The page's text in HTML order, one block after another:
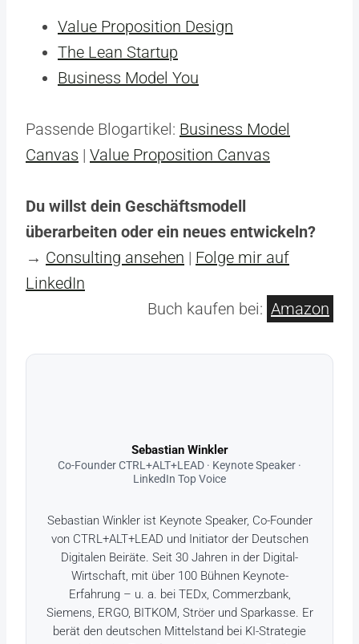
Value Proposition Design
The Lean Startup
Business Model You
Passende Blogartikel: Business Model
Canvas | Value Proposition Canvas
Du willst dein Geschäftsmodell
überarbeiten oder ein neues entwickeln?
→ Consulting ansehen | Folge mir auf
LinkedIn
Buch kaufen bei: Amazon
Sebastian Winkler
Co-Founder CTRL+ALT+LEAD · Keynote Speaker ·
LinkedIn Top Voice
Sebastian Winkler ist Keynote Speaker, Co-Founder
von CTRL+ALT+LEAD und Initiator der Deutschen
Digitalen Beiräte. Seit 30 Jahren in der Digital-
Wirtschaft, mit über 100 Bühnen Keynote-
Erfahrung – u. a. bei TEDx, Commerzbank,
Siemens, ERGO, BITKOM, Ströer und Sparkasse. Er
berät den deutschen Mittelstand bei KI-Strategie